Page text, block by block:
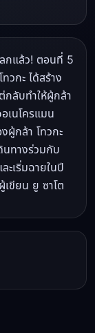
กแล้ว! ตอนที่ 5
วกะ ได้สร้าง
ลับทำให้ผู้กล้า
เนโครแมน
ผู้กล้า โทวกะ
นทางร่วมกับ
ะเริ่มฉายในปี
ขียน ยู ซาโต